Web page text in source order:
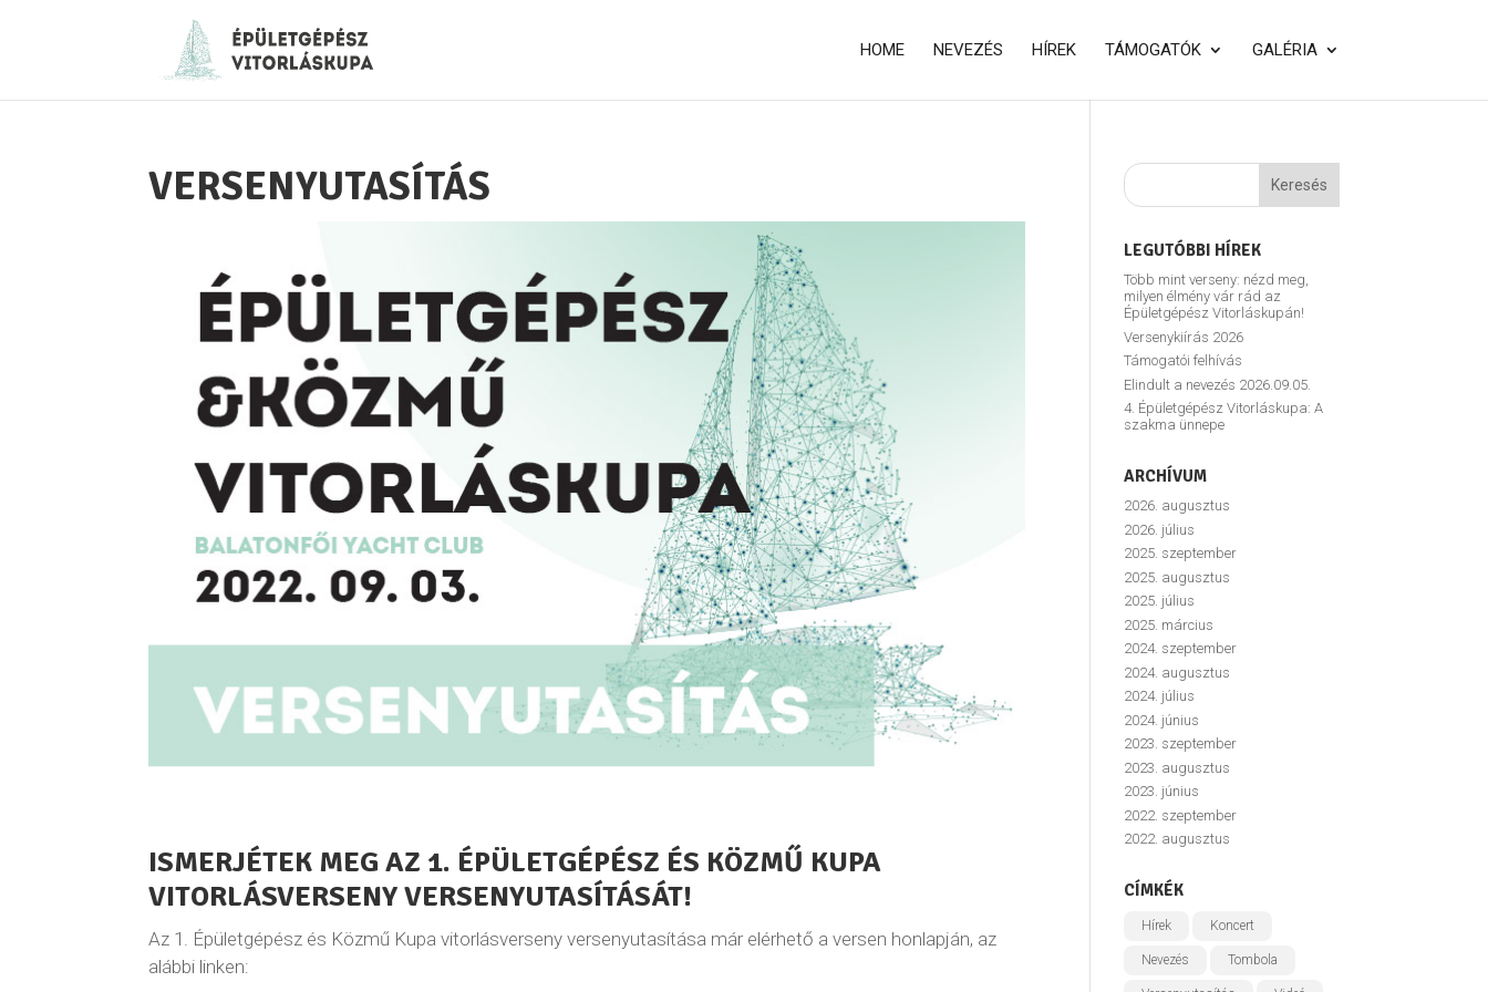
HOME NEVEZÉS HÍREK TÁMOGATÓK GALÉRIA
VERSENYUTASÍTÁS
ISMERJÉTEK MEG AZ 1. ÉPÜLETGÉPÉSZ ÉS KÖZMŰ KUPA
VITORLÁSVERSENY VERSENYUTASÍTÁSÁT!
Az 1. Épületgépész és Közmű Kupa vitorlásverseny versenyutasítása már elérhető a versen honlapján, az
alábbi linken:
LEGUTÓBBI HÍREK
Több mint verseny: nézd meg,
milyen élmény vár rád az
Épületgépész Vitorláskupán!
Versenykiírás 2026
Támogatói felhívás
Elindult a nevezés 2026.09.05.
4. Épületgépész Vitorláskupa: A
szakma ünnepe
ARCHÍVUM
2026. augusztus
2026. július
2025. szeptember
2025. augusztus
2025. július
2025. március
2024. szeptember
2024. augusztus
2024. július
2024. június
2023. szeptember
2023. augusztus
2023. június
2022. szeptember
2022. augusztus
CÍMKÉK
Hírek Koncert
Nevezés Tombola